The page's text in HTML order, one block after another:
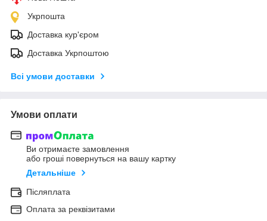
Укрпошта
Доставка кур'єром
Доставка Укрпоштою
Всі умови доставки
Умови оплати
Ви отримаєте замовлення
або гроші повернуться на вашу картку
Детальніше
Післяплата
Оплата за реквізитами